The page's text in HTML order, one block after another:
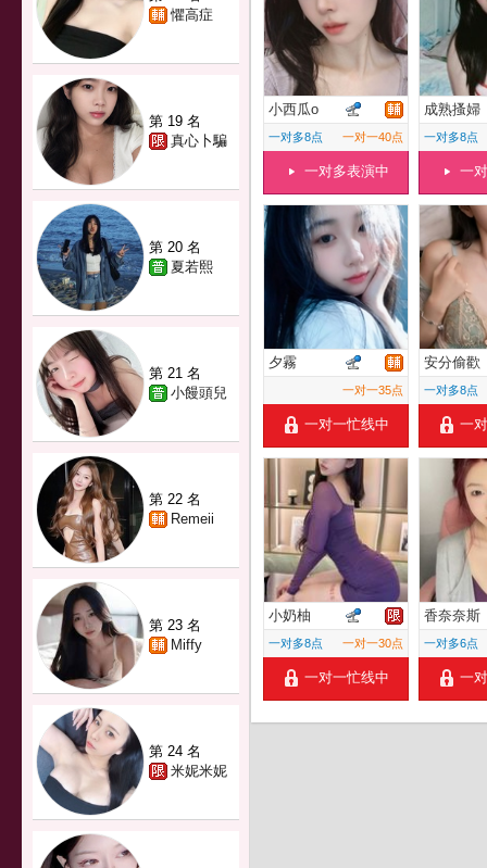
懼高症
第 19 名
真心卜騙
第 20 名
夏若熙
第 21 名
小饅頭兒
第 22 名
Remeii
第 23 名
Miffy
第 24 名
米妮米妮
小西瓜o
一对多8点 一对一40点
一对多表演中
成熟搔婦
一对多8点
一
夕霧
一对一35点
一对一忙线中
安分偷歡
一对多8点
一
小奶柚
一对多8点 一对一30点
一对一忙线中
香奈奈斯
一对多6点
一